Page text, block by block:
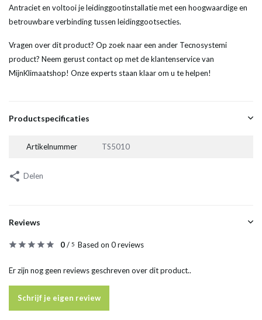
Antraciet en voltooi je leidinggootinstallatie met een hoogwaardige en
betrouwbare verbinding tussen leidinggootsecties.
Vragen over dit product? Op zoek naar een ander Tecnosystemi
product? Neem gerust contact op met de klantenservice van
MijnKlimaatshop! Onze experts staan klaar om u te helpen!
Productspecificaties
Artikelnummer TS5010
Delen
Reviews
0/ 5 Based on 0 reviews
Er zijn nog geen reviews geschreven over dit product..
Schrijf je eigen review